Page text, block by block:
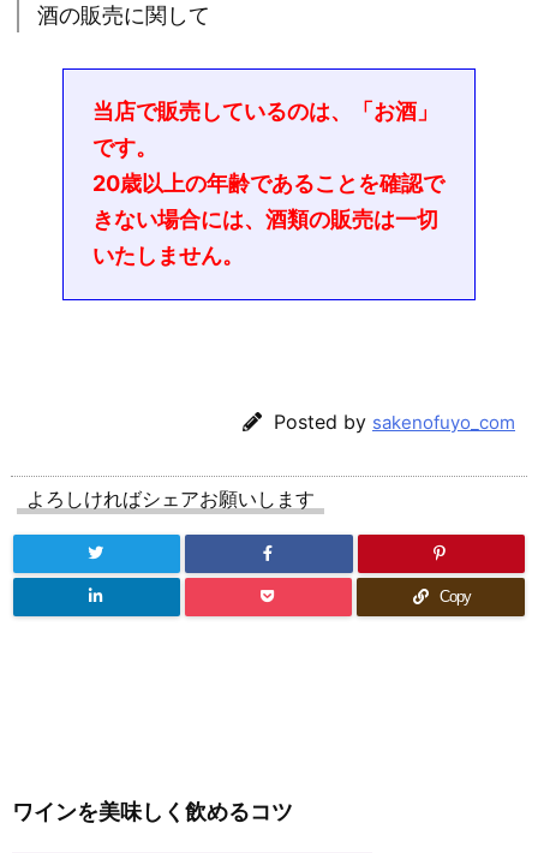
酒の販売に関して
当店で販売しているのは、「お酒」
です。
20歳以上の年齢であることを確認で
きない場合には、酒類の販売は一切
いたしません。
Posted by sakenofuyo_com
よろしければシェアお願いします
Copy
ワインを美味しく飲めるコツ